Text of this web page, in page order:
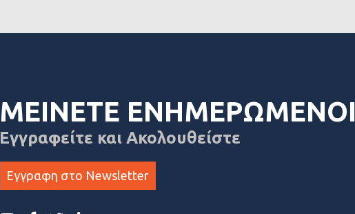
ΜΕΙΝΕΤΕ ΕΝΗΜΕΡΩΜΕΝΟΙ
Εγγραφείτε και Ακολουθείστε
Εγγραφη στο Newsletter